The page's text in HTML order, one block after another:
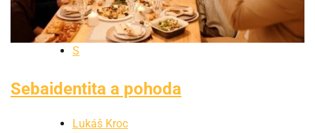
S
Sebaidentita a pohoda
Lukáš Kroc